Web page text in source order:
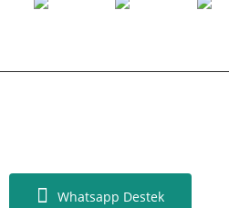
Whatsapp Destek